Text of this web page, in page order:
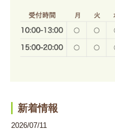
新着情報
2026/07/11